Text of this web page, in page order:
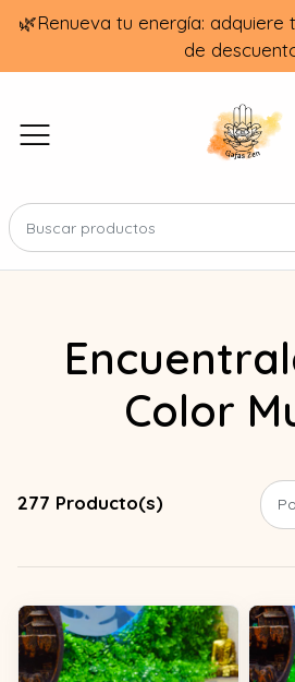
🌿Renueva tu energía: adquiere
de
Color
277 Producto(s)